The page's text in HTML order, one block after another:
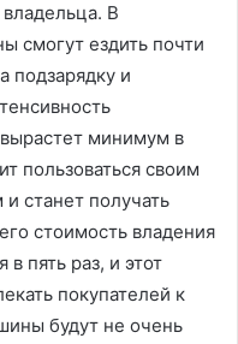
В
смогут ездить почти
подзарядку и
минимум в
пользоваться своим
станет получать
стоимость владения
пять раз, и этот
покупателей к
будут не очень